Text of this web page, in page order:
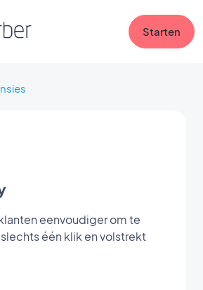
Starten
eenvoudiger om te
één klik en volstrekt